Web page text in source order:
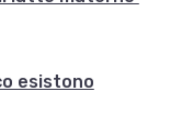
esistono